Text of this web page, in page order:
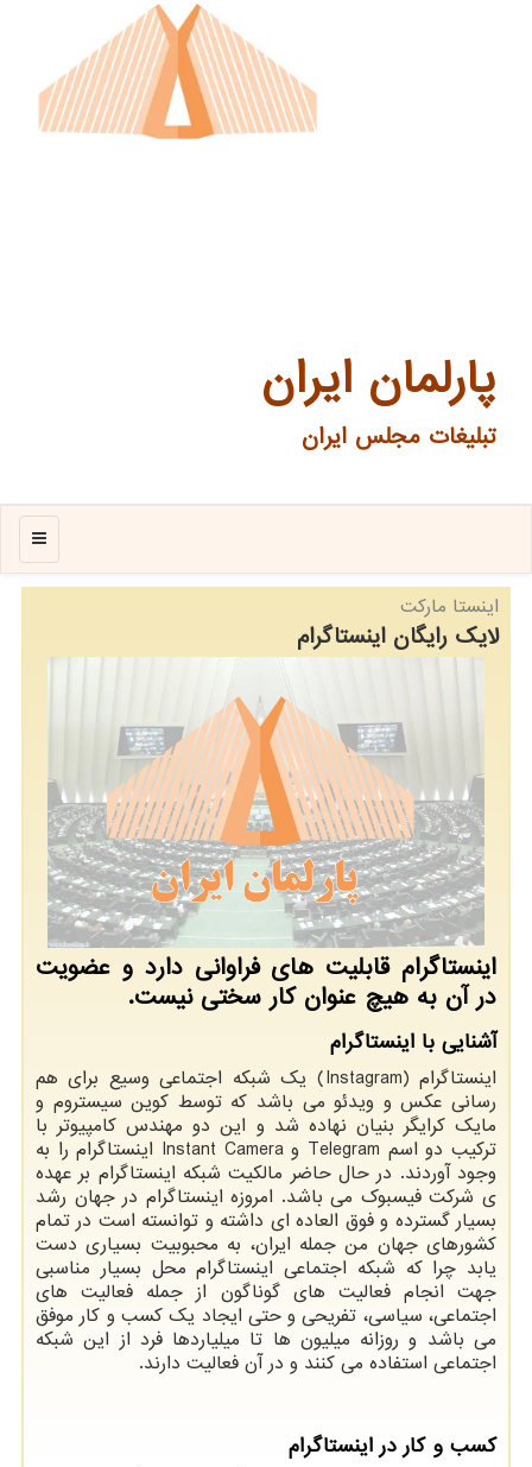
پارلمان ایران
تبلیغات مجلس ایران
منو
اینستا مارکت
لایک رایگان اینستاگرام
اینستاگرام قابلیت های فراوانی دارد و عضویت
در آن به هیچ عنوان کار سختی نیست.
آشنایی با اینستاگرام
اینستاگرام (Instagram) یک شبکه اجتماعی وسیع برای هم
رسانی عکس و ویدئو می باشد که توسط کوین سیستروم و
مایک کرایگر بنیان نهاده شد و این دو مهندس کامپیوتر با
ترکیب دو اسم Telegram وInstant Camera اینستاگرام را به
وجود آوردند. در حال حاضر مالکیت شبکه اینستاگرام بر عهده
ی شرکت فیسبوک می باشد. امروزه اینستاگرام در جهان رشد
بسیار گسترده و فوق العاده ای داشته و توانسته است در تمام
کشورهای جهان من جمله ایران، به محبوبیت بسیاری دست
یابد چرا که شبکه اجتماعی اینستاگرام محل بسیار مناسبی
جهت انجام فعالیت های گوناگون از جمله فعالیت های
اجتماعی، سیاسی، تفریحی و حتی ایجاد یک کسب و کار موفق
می باشد و روزانه میلیون ها تا میلیاردها فرد از این شبکه
اجتماعی استفاده می کنند و در آن فعالیت دارند.
کسب و کار در اینستاگرام